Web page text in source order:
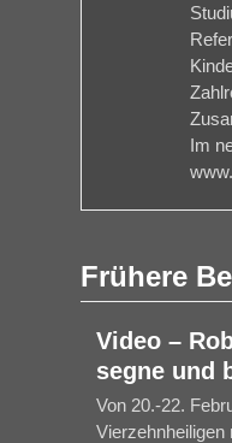
Im
Frühere
Video –
segne und
Von 20.-22.
Vierzehnheiligen